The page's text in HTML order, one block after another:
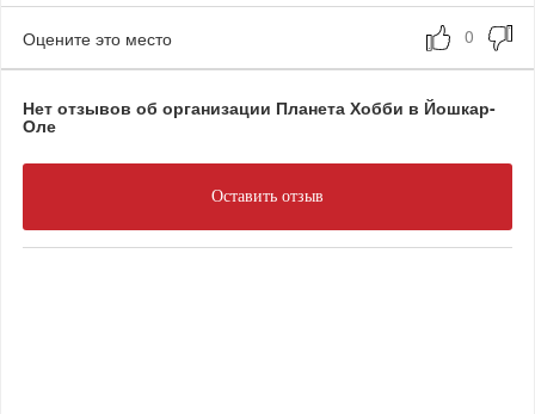
Оцените это место
Нет отзывов об организации Планета Хобби в Йошкар-
Оле
Оставить отзыв